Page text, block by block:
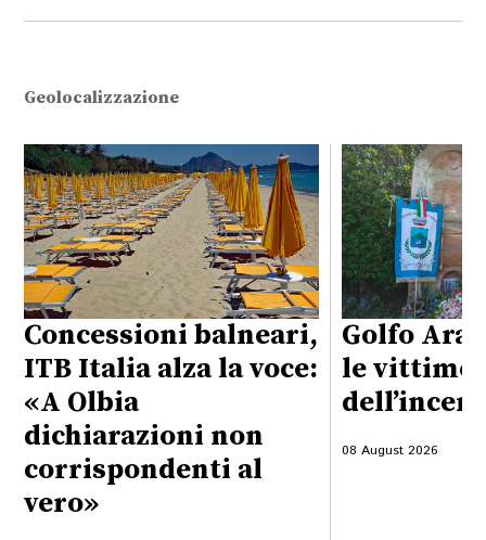
Geolocalizzazione
Concessioni balneari,
ITB Italia alza la voce:
«A Olbia
dichiarazioni non
corrispondenti al
vero»
Golfo
le vittime
08 August 2026